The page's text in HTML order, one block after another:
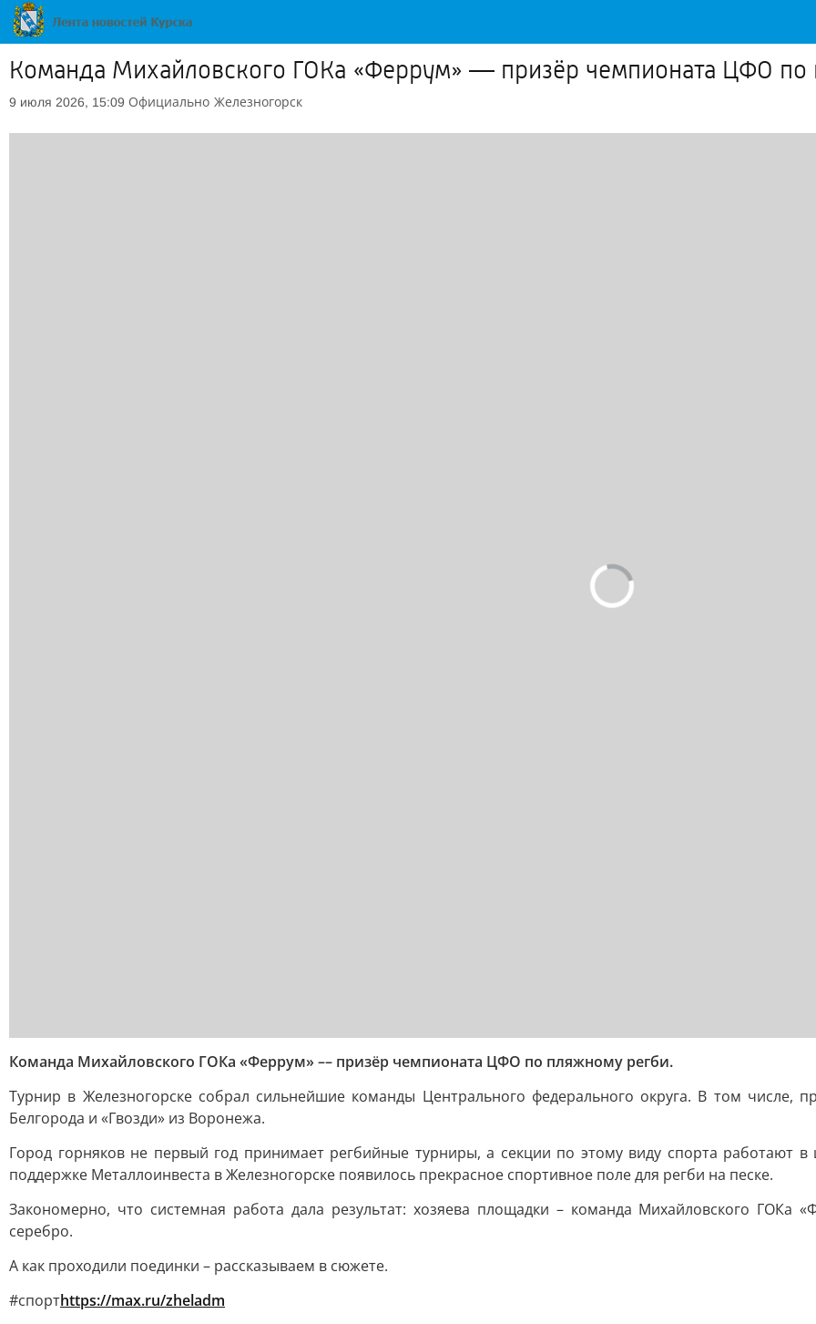
Команда Михайловского ГОКа «Феррум» –– призёр чемпионата ЦФО по
9 июля 2026, 15:09 Официально Железногорск
Команда Михайловского ГОКа «Феррум» –– призёр чемпионата ЦФО по пляжному регби.
Турнир в Железногорске собрал сильнейшие команды Центрального федерального округа. В том числе,
Белгорода и «Гвозди» из Воронежа.
Город горняков не первый год принимает регбийные турниры, а секции по этому виду спорта работают
поддержке Металлоинвеста в Железногорске появилось прекрасное спортивное поле для регби на песке.
Закономерно, что системная работа дала результат: хозяева площадки – команда Михайловского ГОКа
серебро.
А как проходили поединки – рассказываем в сюжете.
#спортhttps://max.ru/zheladm